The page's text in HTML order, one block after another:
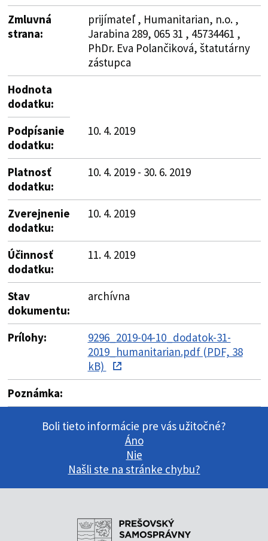
Zmluvná
strana:
prijímateľ , Humanitarian, n.o. ,
Jarabina 289, 065 31 , 45734461 ,
PhDr. Eva Polančiková, štatutárny
zástupca
Hodnota
dodatku:
Podpísanie
dodatku:
10. 4. 2019
Platnosť
dodatku:
10. 4. 2019 - 30. 6. 2019
Zverejnenie
dodatku:
10. 4. 2019
Účinnosť
dodatku:
11. 4. 2019
Stav
dokumentu:
archívna
Prílohy:
9296_2019-04-10_dodatok-31-
2019_humanitarian.pdf (PDF, 38
kB)
Poznámka:
Boli tieto informácie pre vás užitočné?
Áno
Nie
Našli ste na stránke chybu?